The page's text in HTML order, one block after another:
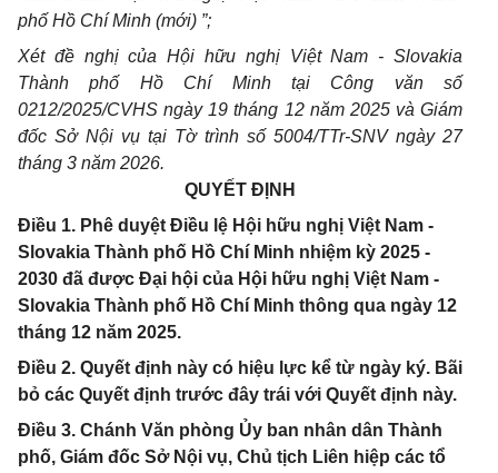
phố Hồ Chí Minh (mới) ”;
Xét đề nghị của Hội hữu nghị Việt Nam - Slovakia
Thành phố Hồ Chí Minh tại Công văn số
0212/2025/CVHS ngày 19 tháng 12 năm 2025 và Giám
đốc Sở Nội vụ tại Tờ trình số 5004/TTr-SNV ngày 27
tháng 3 năm 2026.
QUYẾT ĐỊNH
Điều 1. Phê duyệt Điều lệ Hội hữu nghị Việt Nam -
Slovakia Thành phố Hồ Chí Minh nhiệm kỳ 2025 -
2030 đã được Đại hội của Hội hữu nghị Việt Nam -
Slovakia Thành phố Hồ Chí Minh thông qua ngày 12
tháng 12 năm 2025.
Điều 2. Quyết định này có hiệu lực kể từ ngày ký. Bãi
bỏ các Quyết định trước đây trái với Quyết định này.
Điều 3. Chánh Văn phòng Ủy ban nhân dân Thành
phố, Giám đốc Sở Nội vụ, Chủ tịch Liên hiệp các tổ